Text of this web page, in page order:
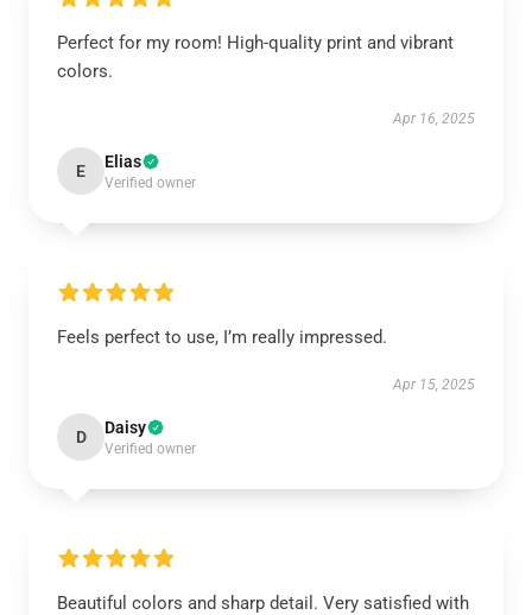
Perfect for my room! High-quality print and vibrant
colors.
Apr 16, 2025
E Elias
Verified owner
Feels perfect to use, I’m really impressed.
Apr 15, 2025
D Daisy
Verified owner
Beautiful colors and sharp detail. Very satisfied with